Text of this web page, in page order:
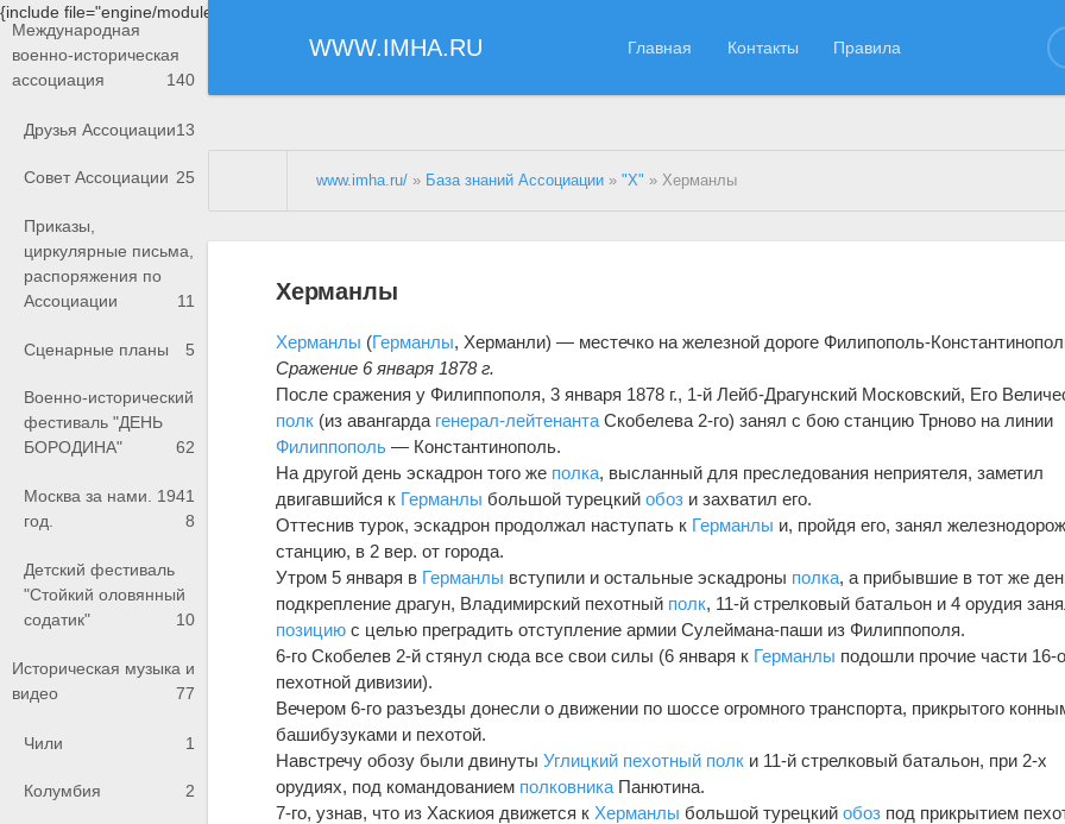
{include file="engine/modules/saperu/head.php"}
WWW.IMHA.RU Главная Контакты Правила
Международная
военно-историческая
ассоциация
140
Друзья Ассоциации13
Совет Ассоциации 25
Приказы,
циркулярные письма,
распоряжения по
Ассоциации
11
Сценарные планы 5
Военно-исторический
фестиваль "ДЕНЬ
БОРОДИНА"
62
Москва за нами. 1941
год.
8
Детский фестиваль
"Стойкий оловянный
содатик"
10
Историческая музыка и
видео
77
Чили 1
Колумбия 2
www.imha.ru/ » База знаний Ассоциации »"Х" » Херманлы
Херманлы
Херманлы (Германлы, Херманли) — местечко на железной дороге Филипополь-
Сражение 6 января 1878 г.
После сражения у Филиппополя, 3 января 1878 г., 1-й Лейб-Драгунский Московский, Его
полк (из авангарда генерал-лейтенанта Скобелева 2-го) занял с бою станцию Трново на линии
Филиппополь — Константинополь.
На другой день эскадрон того же полка, высланный для преследования неприятеля, заметил
двигавшийся к Германлы большой турецкийобоз и захватил его.
Оттеснив турок, эскадрон продолжал наступать к Германлы и, пройдя его, занял
станцию, в 2 вер. от города.
Утром 5 января в Германлы вступили и остальные эскадроны полка, а прибывшие в тот же
подкрепление драгун, Владимирский пехотный полк, 11-й стрелковый батальон и 4 орудия
позицию с целью преградить отступление армии Сулеймана-паши из Филиппополя.
6-го Скобелев 2-й стянул сюда все свои силы (6 января к Германлы подошли прочие части 16-
пехотной дивизии).
Вечером 6-го разъезды донесли о движении по шоссе огромного транспорта, прикрытого
башибузуками и пехотой.
Навстречу обозу были двинутыУглицкий пехотный полк и 11-й стрелковый батальон, при 2-х
орудиях, под командованием полковника Панютина.
7-го, узнав, что из Хаскиоя дви­жется к Херманлы большой турецкийобоз под прикрытием